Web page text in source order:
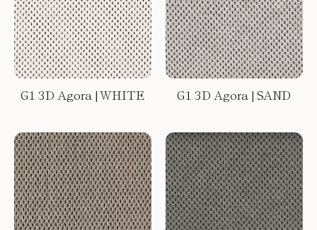
G1 3D Agora | WHITE G1 3D Agora | SAND